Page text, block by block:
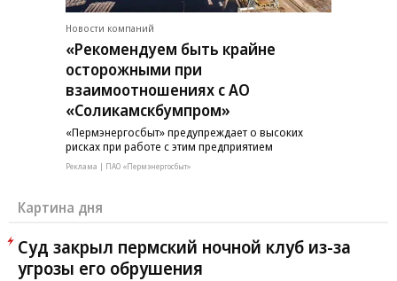
Новости компаний
«Рекомендуем быть крайне
осторожными при
взаимоотношениях с АО
«Соликамскбумпром»
«Пермэнергосбыт» предупреждает о высоких
рисках при работе с этим предприятием
Реклама | ПАО «Пермэнергосбыт»
Картина дня
Суд закрыл пермский ночной клуб из-за
угрозы его обрушения